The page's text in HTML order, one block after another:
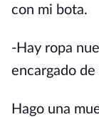
con mi bota.
-Hay ropa
encargado de
Hago una